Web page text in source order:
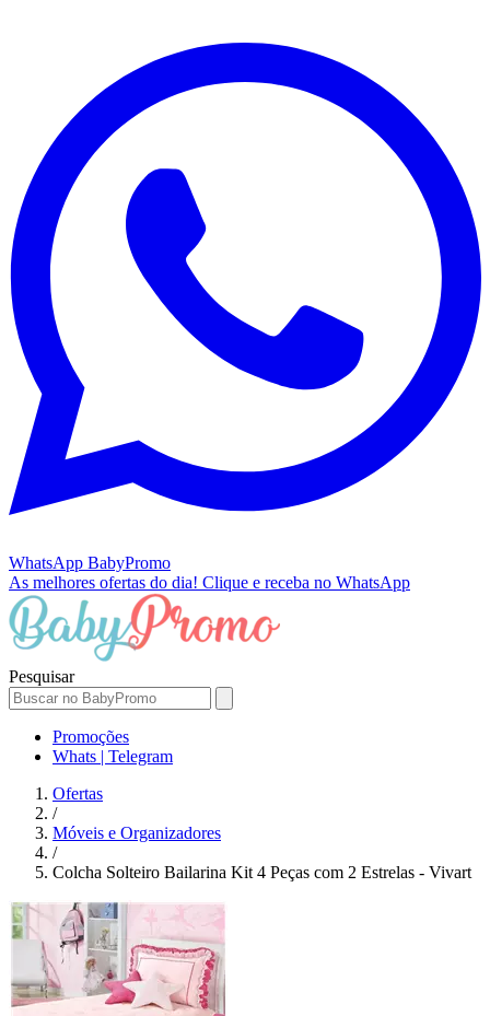
WhatsApp BabyPromo
As melhores ofertas do dia! Clique e receba no WhatsApp
Pesquisar
Promoções
Whats | Telegram
Ofertas
/
Móveis e Organizadores
/
Colcha Solteiro Bailarina Kit 4 Peças com 2 Estrelas - Vivart